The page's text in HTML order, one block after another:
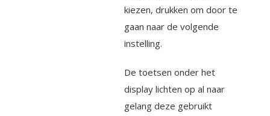
kiezen, drukken om door te
gaan naar de volgende
instelling.
De toetsen onder het
display lichten op al naar
gelang deze gebruikt